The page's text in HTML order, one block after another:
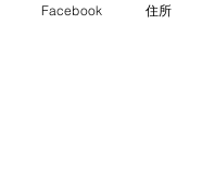
Facebook 住所